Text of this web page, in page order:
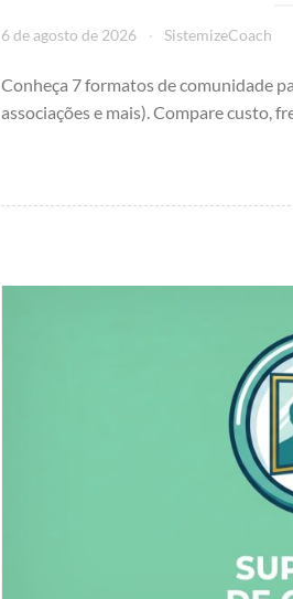
6 de agosto de 2026 SistemizeCoach
Conheça 7 formatos de comunidade
associações e mais). Compare custo,